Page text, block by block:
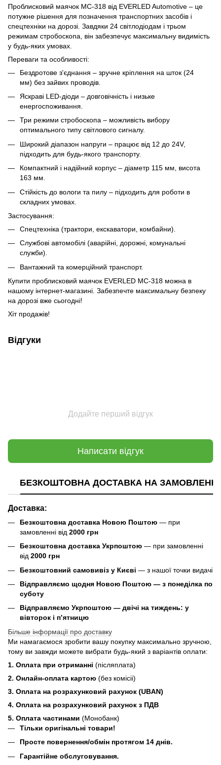
Проблисковий маячок МС-318 від EVERLED Automotive – це
потужне рішення для позначення транспортних засобів і
спецтехніки на дорозі. Завдяки 24 світлодіодам і трьом
режимам стробоскопа, він забезпечує максимальну видимість
у будь-яких умовах.
Переваги та особливості:
Бездротове з'єднання – зручне кріплення на шток (24
мм) без зайвих проводів.
Яскраві LED-діоди – довговічність і низьке
енергоспоживання.
Три режими стробоскопа – можливість вибору
оптимального типу світлового сигналу.
Широкий діапазон напруги – працює від 12 до 24V,
підходить для будь-якого транспорту.
Компактний і надійний корпус – діаметр 115 мм, висота
163 мм.
Стійкість до вологи та пилу – підходить для роботи в
складних умовах.
Застосування:
Спецтехніка (трактори, екскаватори, комбайни).
Службові автомобілі (аварійні, дорожні, комунальні
служби).
Вантажний та комерційний транспорт.
Купити проблисковий маячок EVERLED МС-318 можна в
нашому інтернет-магазині. Забезпечте максимальну безпеку
на дорозі вже сьогодні!
Хіт продажів!
Відгуки
Додайте перший відгук
Написати відгук
БЕЗКОШТОВНА ДОСТАВКА НА ЗАМОВЛЕННЯ
Доставка:
Безкоштовна доставка Новою Поштою — при
замовленні від 2000 грн
Безкоштовна доставка Укрпоштою — при замовленні
від 2000 грн
Безкоштовний самовивіз у Києві — з нашої точки видачі
Відправляємо щодня Новою Поштою — з понеділка по
суботу
Відправляємо Укрпоштою — двічі на тиждень: у
вівторок і п’ятницю
Більше інформації про доставку
Ми намагаємося зробити вашу покупку максимально зручною,
тому ви завжди можете вибрати будь-який з варіантів оплати:
1. Оплата при отриманні (післяплата)
2. Онлайн-оплата картою (без комісіі)
3. Оплата на розрахунковий рахунок (UBAN)
4. Оплата на розрахунковий рахунок з ПДВ
5. Оплата частинами (Монобанк)
Тільки оригінальні товари!
Просте повернення/обмін протягом 14 днів.
Гарантійне обслуговування.